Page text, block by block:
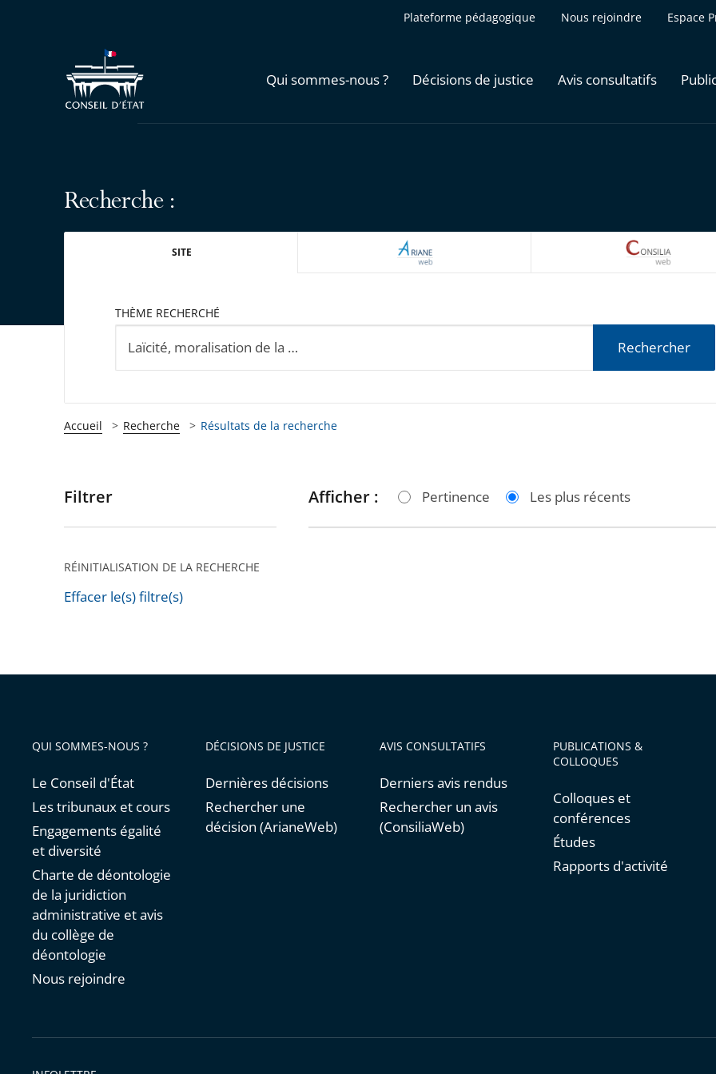
Plateforme pédagogique Nous rejoindre Espace
Qui sommes-nous ? Décisions de justice Avis consultatifs
Recherche :
SITE ARIANEWEB
THÈME RECHERCHÉ
Rechercher
Accueil Recherche Résultats de la recherche
Passer
pour
après
Filtrer
RÉINITIALISATION DE LA RECHERCHE
Effacer le(s) filtre(s)
Afficher : Pertinence Les plus récents
QUI SOMMES-NOUS ?
Le Conseil d'État
Les tribunaux et cours
Engagements égalité
et diversité
Charte de déontologie
de la juridiction
administrative et avis
du collège de
déontologie
Nous rejoindre
DÉCISIONS DE JUSTICE
Dernières décisions
Rechercher une
décision (ArianeWeb)
AVIS CONSULTATIFS
Derniers avis rendus
Rechercher un avis
(ConsiliaWeb)
PUBLICATIONS &
COLLOQUES
Colloques et
conférences
Études
Rapports d'activité